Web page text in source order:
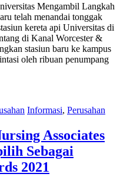
Mengambil Langkah
telah menandai tonggak
kereta api Universitas di
di Kanal Worcester &
stasiun baru ke kampus
oleh ribuan penumpang
Informasi, Perusahan
Associates
Sebagai
2021